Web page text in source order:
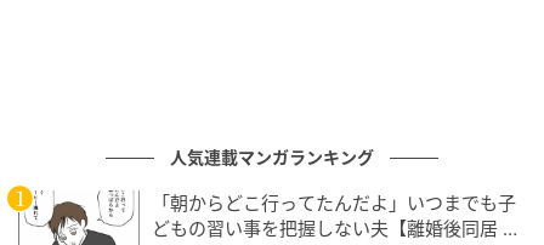
つ低予算作品がどう現代的に蘇るのか、注目せざるを
得ない。
人気連載マンガランキング
「朝からどこ行ってたんだよ」いつまでも子
どもの習い事を把握しない夫【離婚後同居 Vo